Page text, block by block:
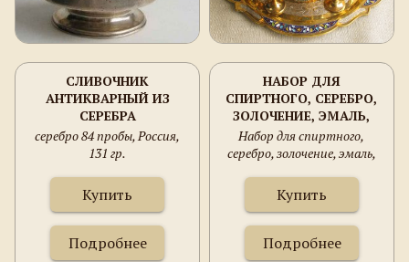
СЛИВОЧНИК
АНТИКВАРНЫЙ ИЗ
СЕРЕБРА
серебро 84 пробы, Россия,
131 гр.
Купить
Подробнее
НАБОР ДЛЯ
СПИРТНОГО, СЕРЕБРО,
ЗОЛОЧЕНИЕ, ЭМАЛЬ,
КУБАЧИ, КОРОБКА.
1245ГРАММА. 894
СПЕКТРОМЕТРУ. 235ММ
ВЫСОТА КУВШИНА,
ПОДНОС 210Х280ММ.
Набор для спиртного,
серебро, золочение, эмаль,
1245грамма. 894 проба по
спектрометру. 235мм
высота кувшина, поднос
210х280мм.
Купить
Подробнее